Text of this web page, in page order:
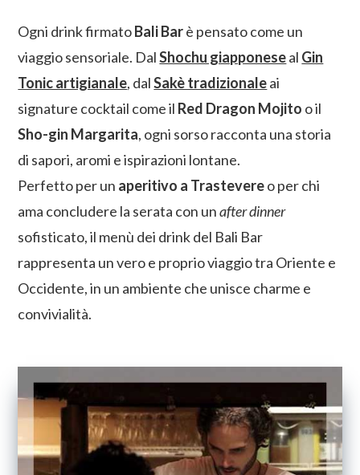
Ogni drink firmatoBali Barè pensato come un
viaggio sensoriale. DalShochu giapponeseal Gin
Tonic artigianale, dalSakè tradizionaleai
signature cocktail come il Red Dragon Mojito o il
Sho-gin Margarita, ogni sorso racconta una storia
di sapori, aromi e ispirazioni lontane.
Perfetto per un aperitivo a Trastevereo per chi
ama concludere la serata con unafter dinner
sofisticato, il menù dei drink del Bali Bar
rappresenta un vero e proprio viaggio tra Oriente e
Occidente, in un ambiente che unisce charme e
convivialità.